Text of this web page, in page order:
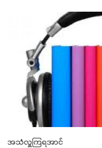
အသံလှူကြရအာင်